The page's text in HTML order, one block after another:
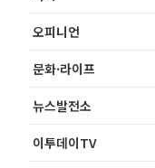
오피니언
문화·라이프
뉴스발전소
이투데이TV